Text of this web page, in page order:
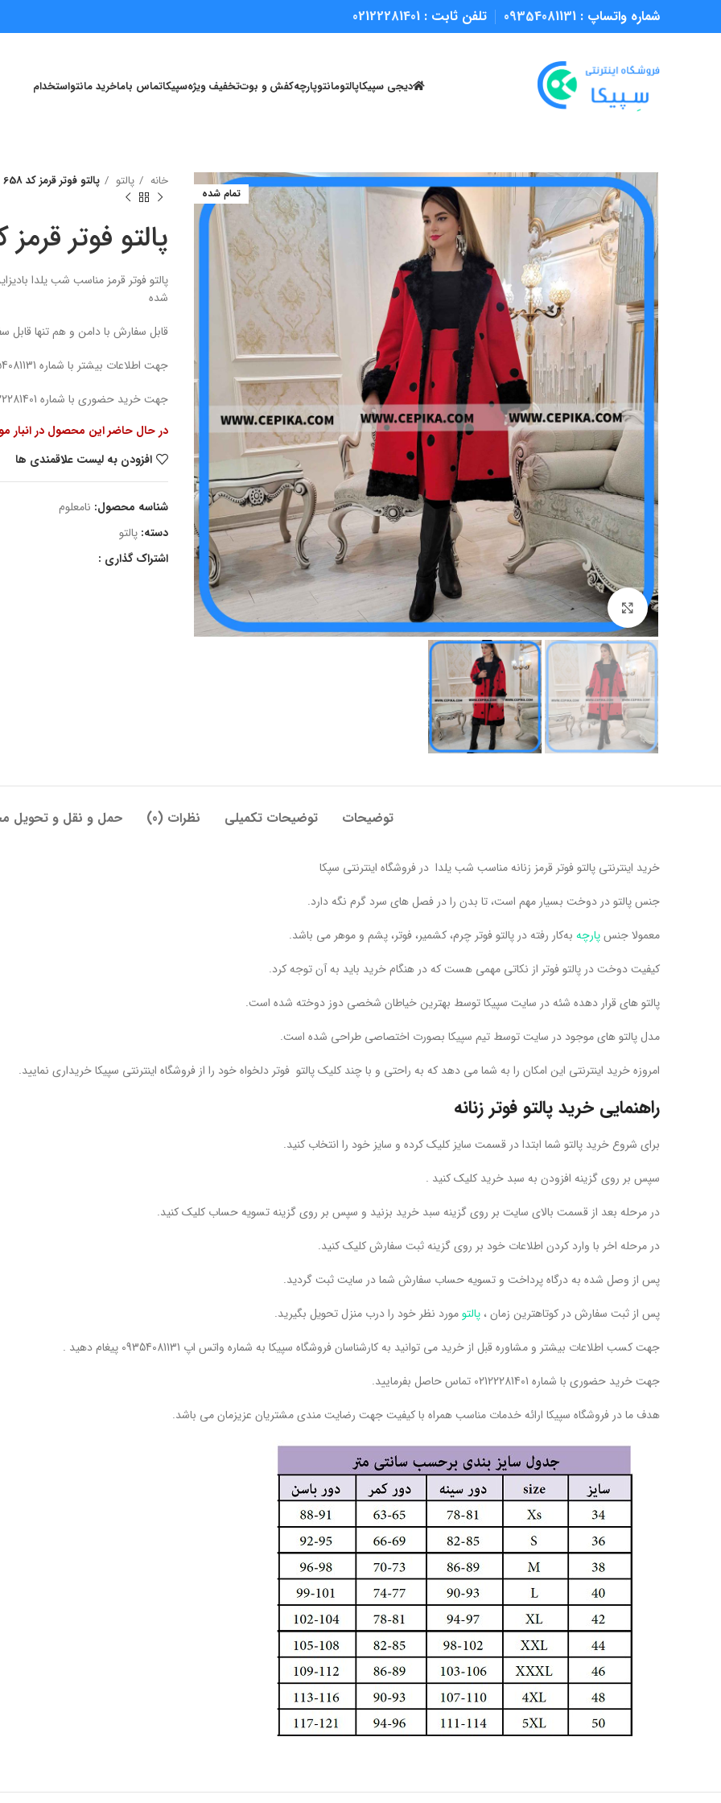
شماره واتساپ : 09354081131 تلفن ثابت : 02122281401
دیجی سپیکاپالتومانتوپارچهکفش و بوتتخفیف ویژهسپیکاتماس باماخرید مانتواستخدام
تمام شده
برای بزرگنمایی کلیک کنید
خانه پالتو پالتو فوتر قرمز کد 658
پالتو فوتر قرمز
پالتو فوتر قرمز مناسب شب یلدا
شده
قابل سفارش با دامن و هم تنها قابل سفارش
جهت اطلاعات بیشتر با شماره 09354081131 واتس اپ پیام بدهید.
جهت خرید حضوری با شماره 02122281401 تماس حاصل بفرمایید.
در حال حاضر این محصول در
افزودن به لیست علاقمندی ها
شناسه محصول: نامعلوم
دسته: پالتو
اشتراک گذاری :
توضیحات توضیحات تکمیلی نظرات (0) حمل و نقل و تحویل
خرید اینترنتی پالتو فوتر قرمز زنانه مناسب شب یلدا در فروشگاه اینترنتی سپکا
جنس پالتو در دوخت بسیار مهم است، تا بدن را در فصل های سرد گرم نگه دارد.
معمولا جنسپارچه‌ به‌کار رفته در پالتو فوتر چرم، کشمیر، فوتر، پشم و موهر می باشد.
کیفیت دوخت در پالتو فوتر از نکاتی مهمی هست که در هنگام خرید باید به آن توجه کرد.
پالتو های قرار دهده شئه در سایت سپیکا توسط بهترین خیاطان شخصی دوز دوخته شده است.
مدل پالتو های موجود در سایت توسط تیم سپیکا بصورت اختصاصی طراحی شده است.
امروزه خرید اینترنتی این امکان را به شما می دهد که به راحتی و با چند کلیک پالتو فوتر دلخواه خود را از فروشگاه اینترنتی سپیکا خریداری نمایید.
راهنمایی خرید پالتو فوتر زنانه
برای شروع خرید پالتو شما ابتدا در قسمت سایز کلیک کرده و سایز خود را انتخاب کنید.
سپس بر روی گزینه افزودن به سبد خرید کلیک کنید .
در مرحله بعد از قسمت بالای سایت بر روی گزینه سبد خرید بزنید و سپس بر روی گزینه تسویه حساب کلیک کنید.
در مرحله اخر با وارد کردن اطلاعات خود بر روی گزینه ثبت سفارش کلیک کنید.
پس از وصل شده به درگاه پرداخت و تسویه حساب سفارش شما در سایت ثبت گردید.
پس از ثبت سفارش در کوتاهترین زمان ، پالتومورد نظر خود را درب منزل تحویل بگیرید.
جهت کسب اطلاعات بیشتر و مشاوره قبل از خرید می توانید به کارشناسان فروشگاه سپیکا به شماره واتس اپ 09354081131 پیغام دهید .
جهت خرید حضوری با شماره 02122281401 تماس حاصل بفرمایید.
هدف ما در فروشگاه سپیکا ارائه خدمات مناسب همراه با کیفیت جهت رضایت مندی مشتریان عزیزمان می باشد.